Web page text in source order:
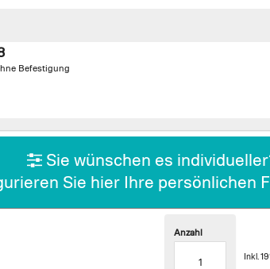
Befestigung
Sie wünschen es
Sie hier Ihre persönlichen
Inkl.
Anzahl